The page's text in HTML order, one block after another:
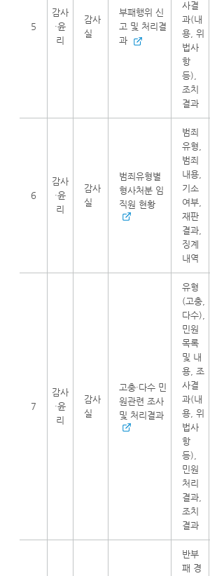
5
감사
·윤
리
감사
실
부패행위 신
고 및 처리결
과
사결
과(내
용, 위
법사
항
등),
조치
결과
6
감사
·윤
리
감사
실
범죄유형별
형사처분 임
직원 현황
범죄
유형,
범죄
내용,
기소
여부,
재판
결과,
징계
내역
7
감사
·윤
리
감사
실
고충·다수 민
원관련 조사
및 처리결과
유형
(고충,
다수),
민원
목록
및 내
용, 조
사결
과(내
용, 위
법사
항
등),
민원
처리
결과,
조치
결과
반부
패 경